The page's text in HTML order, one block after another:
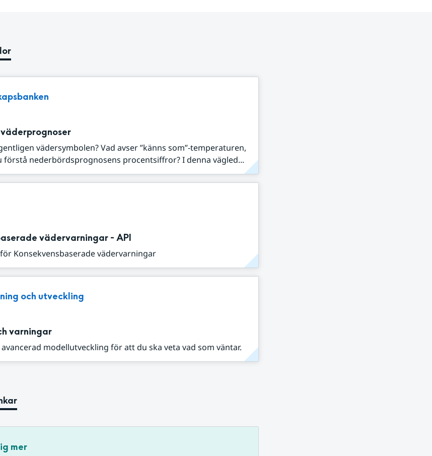
väderprognoser
vädersymbolen? Vad avser ”känns som”-temperaturen,
förstå nederbördsprognosens procentsiffror? I denna vägled...
vädervarningar - API
Konsekvensbaserade vädervarningar
och utveckling
varningar
modellutveckling för att du ska veta vad som väntar.
mer